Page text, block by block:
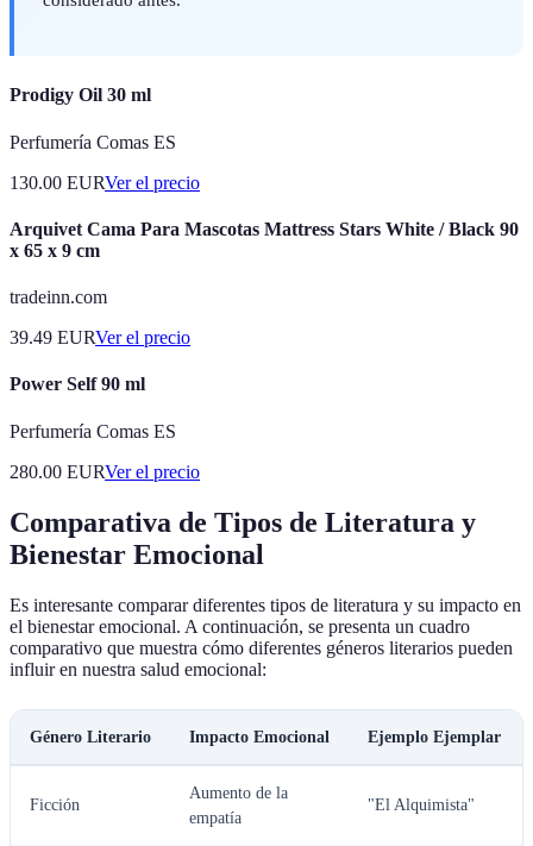
Prodigy Oil 30 ml
Perfumería Comas ES
130.00 EURVer el precio
Arquivet Cama Para Mascotas Mattress Stars White / Black 90
x 65 x 9 cm
tradeinn.com
39.49 EURVer el precio
Power Self 90 ml
Perfumería Comas ES
280.00 EURVer el precio
Comparativa de Tipos de Literatura y
Bienestar Emocional
Es interesante comparar diferentes tipos de literatura y su impacto en
el bienestar emocional. A continuación, se presenta un cuadro
comparativo que muestra cómo diferentes géneros literarios pueden
influir en nuestra salud emocional:
Género Literario Impacto Emocional Ejemplo Ejemplar
Ficción
Aumento de la
empatía
"El Alquimista"